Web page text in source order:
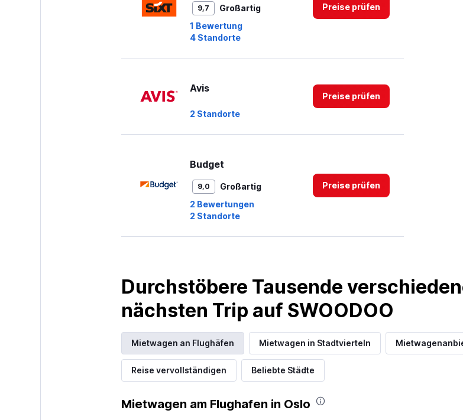
9,7
Großartig
1 Bewertung
4 Standorte
Preise prüfen
Avis
2 Standorte
Preise prüfen
Budget
9,0
Großartig
2 Bewertungen
2 Standorte
Preise prüfen
3 Standorte
Europcar
2 Standorte
Durchstöbere Tausende
nächsten Trip auf SWOODOO
Mietwagen an Flughäfen Mietwagen in Stadtvierteln
Reise vervollständigen Beliebte Städte
Mietwagen am Flughafen in Oslo